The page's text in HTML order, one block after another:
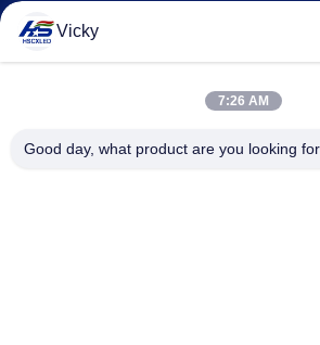
86-134-2892-1577
de Qiaotou, Rua Fuhai, Distrito Bao'an,
Vicky
7:26 AM
Good day, what product are you looking